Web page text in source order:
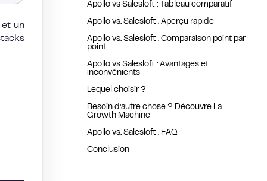
Apollo vs Salesloft : Tableau comparatif
Apollo vs. Salesloft : Aperçu rapide
Apollo vs. Salesloft : Comparaison point par
point
Apollo vs Salesloft : Avantages et
inconvénients
Lequel choisir ?
Besoin d’autre chose ? Découvre La
Growth Machine
Apollo vs. Salesloft : FAQ
Conclusion
et un